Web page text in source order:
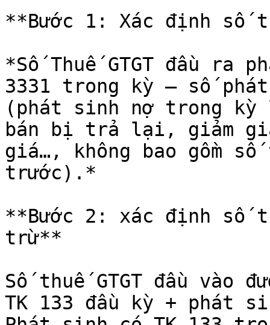
**Bước 1: Xác định số
*Số Thuế GTGT đầu ra
3331 trong kỳ – số
(phát sinh nợ trong kỳ
bán bị trả lại, giảm
giá…, không bao gồm số
trước).*
**Bước 2: xác định số
trừ**
Số thuế GTGT đầu vào
TK 133 đầu kỳ + phát